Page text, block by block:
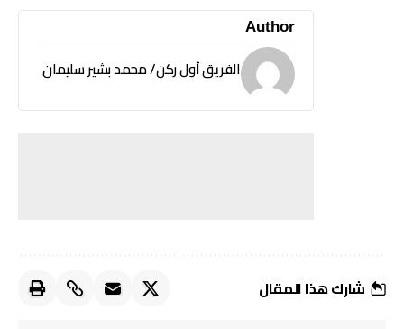
Author
الفريق أول ركن/ محمد بشير سليمان
شارك هذا المقال